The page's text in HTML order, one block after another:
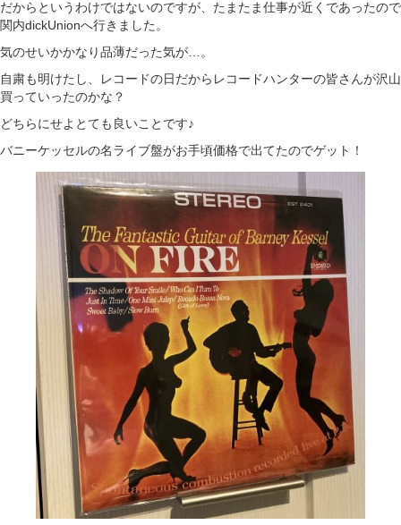
だからというわけではないのですが、たまたま仕事が近くであったので
関内dickUnionへ行きました。
気のせいかかなり品薄だった気が…。
自粛も明けたし、レコードの日だからレコードハンターの皆さんが沢山
買っていったのかな？
どちらにせよとても良いことです♪
バニーケッセルの名ライブ盤がお手頃価格で出てたのでゲット！